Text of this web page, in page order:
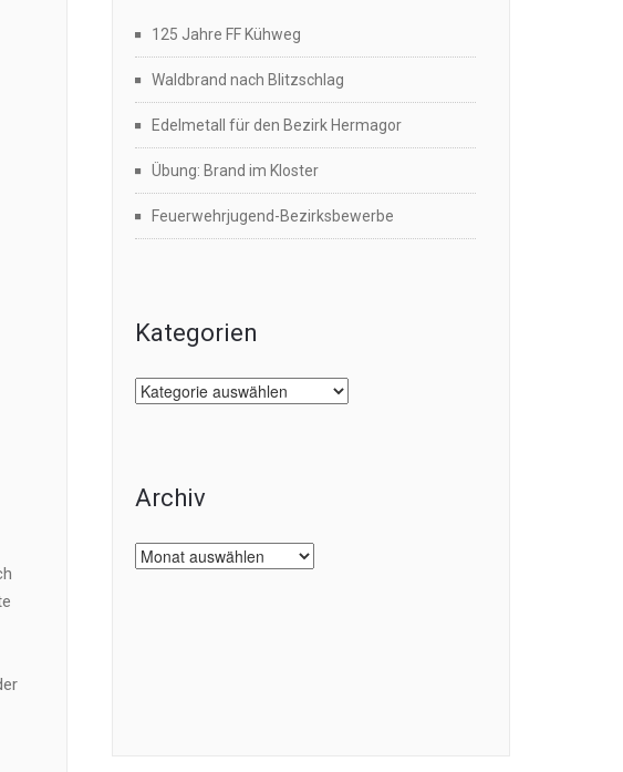
125 Jahre FF Kühweg
Waldbrand nach Blitzschlag
Edelmetall für den Bezirk Hermagor
Übung: Brand im Kloster
Feuerwehrjugend-Bezirksbewerbe
Kategorien
Kategorien
Archiv
Archiv